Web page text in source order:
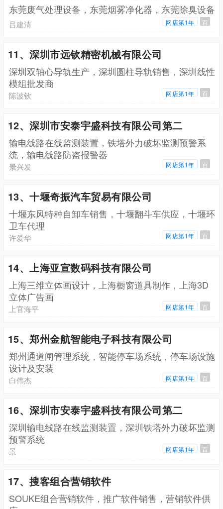
东莞废气处理设备，东莞烟雾净化器，东莞除臭设备
吕建清 网店第1年 百
11、深圳市远钦精密机械有限公司
深圳双轴心导轨生产，深圳圆柱导轨销售，深圳线性
模组批发商
陈波钦 网店第1年 百
12、深圳市安泰宇盛科技有限公司第二
输电线路在线监测装置，铁塔外力破坏监测预警系
统，输电线路防盗报警器
景兴发 网店第1年 百
13、十堰奇振汽车贸易有限公司
十堰东风特种自卸车销售，十堰翻斗车供应，十堰环
卫车代理
许爱华 网店第1年 百
14、上海亚宣数码科技有限公司
上海三维立体画设计，上海橱窗道具制作，上海3D
立体广告画
上官海平 网店第1年 百
15、郑州金航智能电子科技有限公司
郑州通道闸管理系统，智能停车场系统，停车场设施
设计及安装
白伟杰 网店第1年 百
16、深圳市安泰宇盛科技有限公司第二
深圳输电线路在线监测装置，深圳铁塔外力破坏监测
预警系统
景 网店第1年 百
17、搜客组合营销软件
SOUKE组合营销软件，推广软件销售，营销软件供